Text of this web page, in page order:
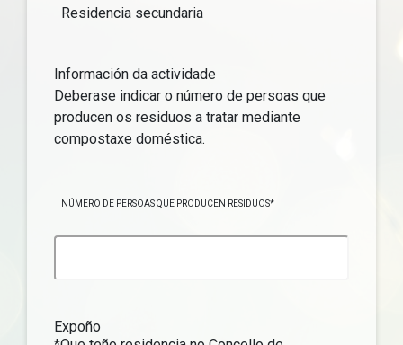
Residencia secundaria
Información da actividade
Deberase indicar o número de persoas que
producen os residuos a tratar mediante
compostaxe doméstica.
NÚMERO DE PERSOAS QUE PRODUCEN RESIDUOS*
Expoño